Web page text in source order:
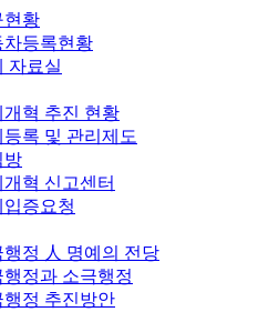
현황
차등록현황
자료실
개혁 추진 현황
등록 및 관리제도
방
개혁 신고센터
입증요청
행정 人 명예의 전당
행정과 소극행정
행정 추진방안